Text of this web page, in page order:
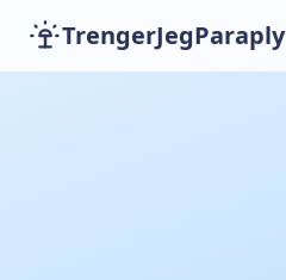
TrengerJegParaply